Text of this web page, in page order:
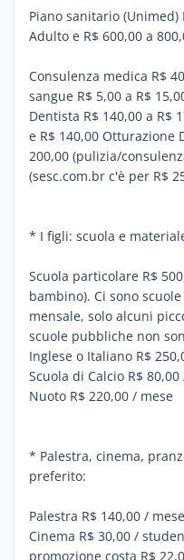
Piano sanitario (Unimed)
Adulto e R$ 600,00 a
Consulenza medica R$
sangue R$ 5,00 a R$
Dentista R$ 140,00 a R$
e R$ 140,00 Otturazione
200,00 (pulizia/
(sesc.com.br c'è per R$
* I figli: scuola e
Scuola particolare R$
bambino). Ci sono
mensale, solo alcuni
scuole pubbliche non
Inglese o Italiano R$
Scuola di Calcio R$
Nuoto R$ 220,00 / mese
* Palestra, cinema,
preferito:
Palestra R$ 140,00 /
Cinema R$ 30,00 /
promozione costa R$